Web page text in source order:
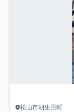
松山市朝生田町